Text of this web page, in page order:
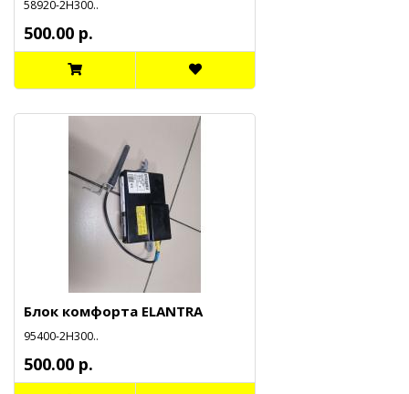
58920-2H300..
500.00 р.
Блок комфорта ELANTRA
95400-2H300..
500.00 р.